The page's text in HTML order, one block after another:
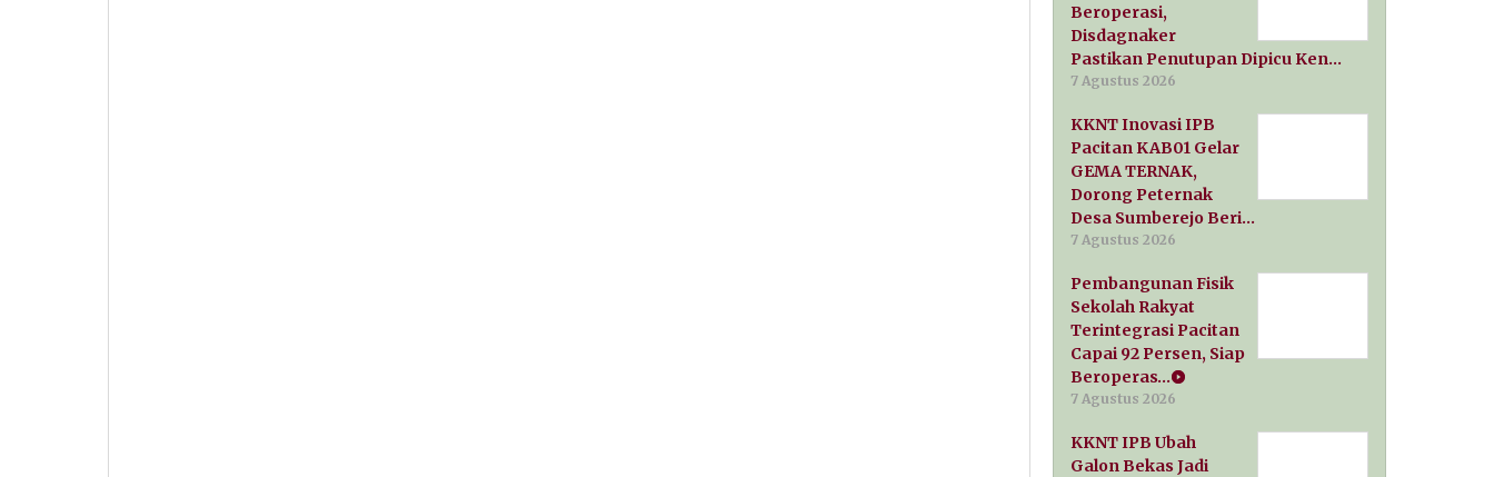
Beroperasi,
Disdagnaker
Pastikan Penutupan Dipicu Ken…
7 Agustus 2026
KKNT Inovasi IPB
Pacitan KAB01 Gelar
GEMA TERNAK,
Dorong Peternak
Desa Sumberejo Beri…
7 Agustus 2026
Pembangunan Fisik
Sekolah Rakyat
Terintegrasi Pacitan
Capai 92 Persen, Siap
Beroperas…
7 Agustus 2026
KKNT IPB Ubah
Galon Bekas Jadi